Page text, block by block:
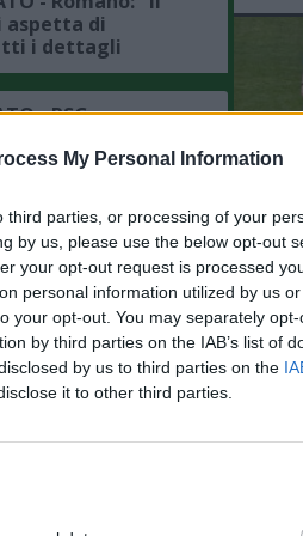
My Personal Information
parties, or processing of your
by us, please use the below opt-out
your opt-out request is processed
personal information utilized by us
your opt-out. You may separately
by third parties on the IAB’s list of
by us to third parties on the
it to other third parties.
aspetta di
i dettagli
- PSG,
trattativa
- Romano:
apertura totale al
- Moretto:
l'offerta
in prestito
del